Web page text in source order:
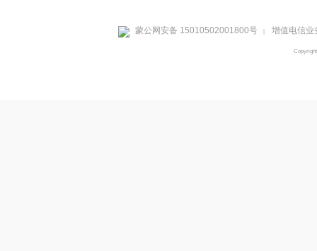
蒙公网安备 15010502001800号 | 增值电信业